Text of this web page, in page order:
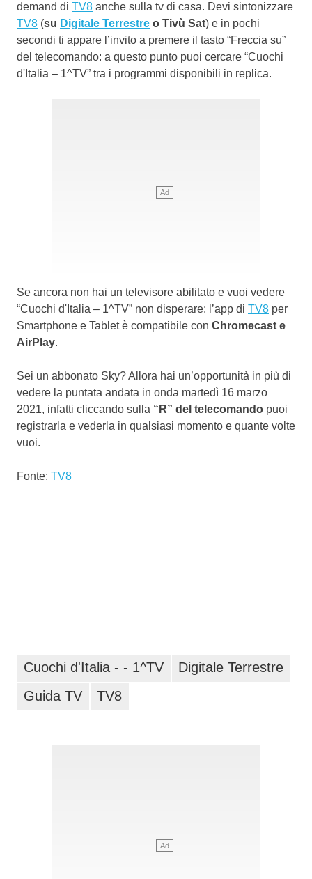
demand di TV8 anche sulla tv di casa. Devi sintonizzare
TV8 (su Digitale Terrestre o Tivù Sat) e in pochi
secondi ti appare l’invito a premere il tasto “Freccia su”
del telecomando: a questo punto puoi cercare “Cuochi
d'Italia – 1^TV” tra i programmi disponibili in replica.
Se ancora non hai un televisore abilitato e vuoi vedere
“Cuochi d'Italia – 1^TV” non disperare: l’app di TV8 per
Smartphone e Tablet è compatibile con Chromecast e
AirPlay.
Sei un abbonato Sky? Allora hai un’opportunità in più di
vedere la puntata andata in onda martedì 16 marzo
2021, infatti cliccando sulla “R” del telecomando puoi
registrarla e vederla in qualsiasi momento e quante volte
vuoi.
Fonte: TV8
Cuochi d'Italia - - 1^TV
Digitale Terrestre
Guida TV
TV8